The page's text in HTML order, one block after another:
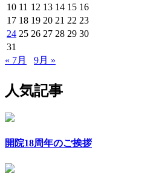
10 11 12 13 14 15 16
17 18 19 20 21 22 23
24 25 26 27 28 29 30
31
« 7月
9月 »
人気記事
開院18周年のご挨拶